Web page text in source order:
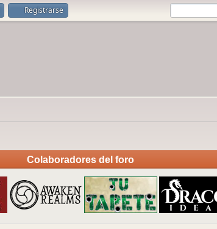
Registrarse
Colaboradores del foro